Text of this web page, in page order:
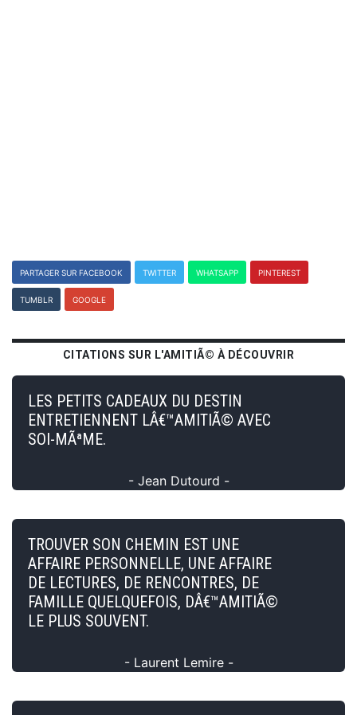
PARTAGER SUR FACEBOOK TWITTER WHATSAPP PINTEREST
TUMBLR GOOGLE
CITATIONS SUR L'AMITIÃ© À DÉCOUVRIR
LES PETITS CADEAUX DU DESTIN
ENTRETIENNENT LÂ€™AMITIÃ© AVEC
SOI-MÃªME.
- Jean Dutourd -
TROUVER SON CHEMIN EST UNE
AFFAIRE PERSONNELLE, UNE AFFAIRE
DE LECTURES, DE RENCONTRES, DE
FAMILLE QUELQUEFOIS, DÂ€™AMITIÃ©
LE PLUS SOUVENT.
- Laurent Lemire -